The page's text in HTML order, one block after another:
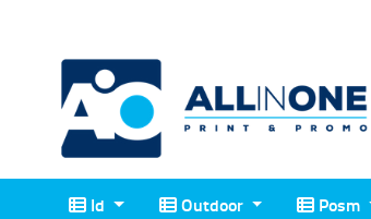
IdId Outdoor
Outdoor Posm
Posm